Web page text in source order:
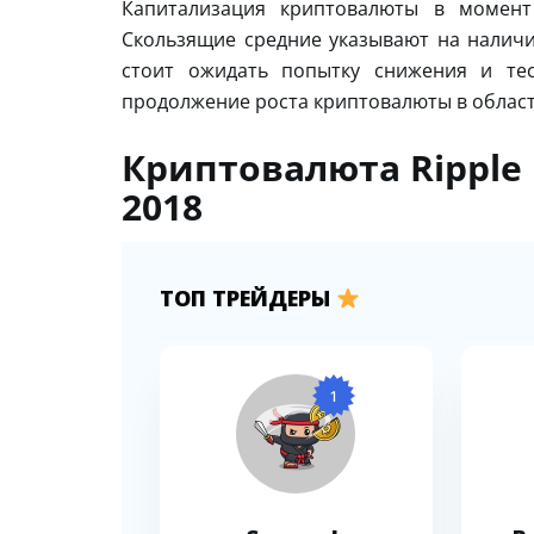
Капитализация криптовалюты в
Скользящие средние указывают на
стоит ожидать попытку снижения и
продолжение роста криптовалюты в
Криптовалюта Ripple
2018
ТОП ТРЕЙДЕРЫ
1